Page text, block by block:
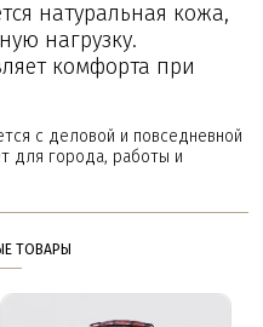
натуральная кожа,
нагрузку.
комфорта при
с деловой и повседневной
для города, работы и
ТОВАРЫ